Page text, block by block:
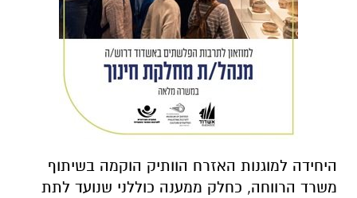
היחידה למוגנות האזרח הוותיק הוקמה בשיתוף
משרד הרווחה, כחלק ממענה כוללני שנועד לתת